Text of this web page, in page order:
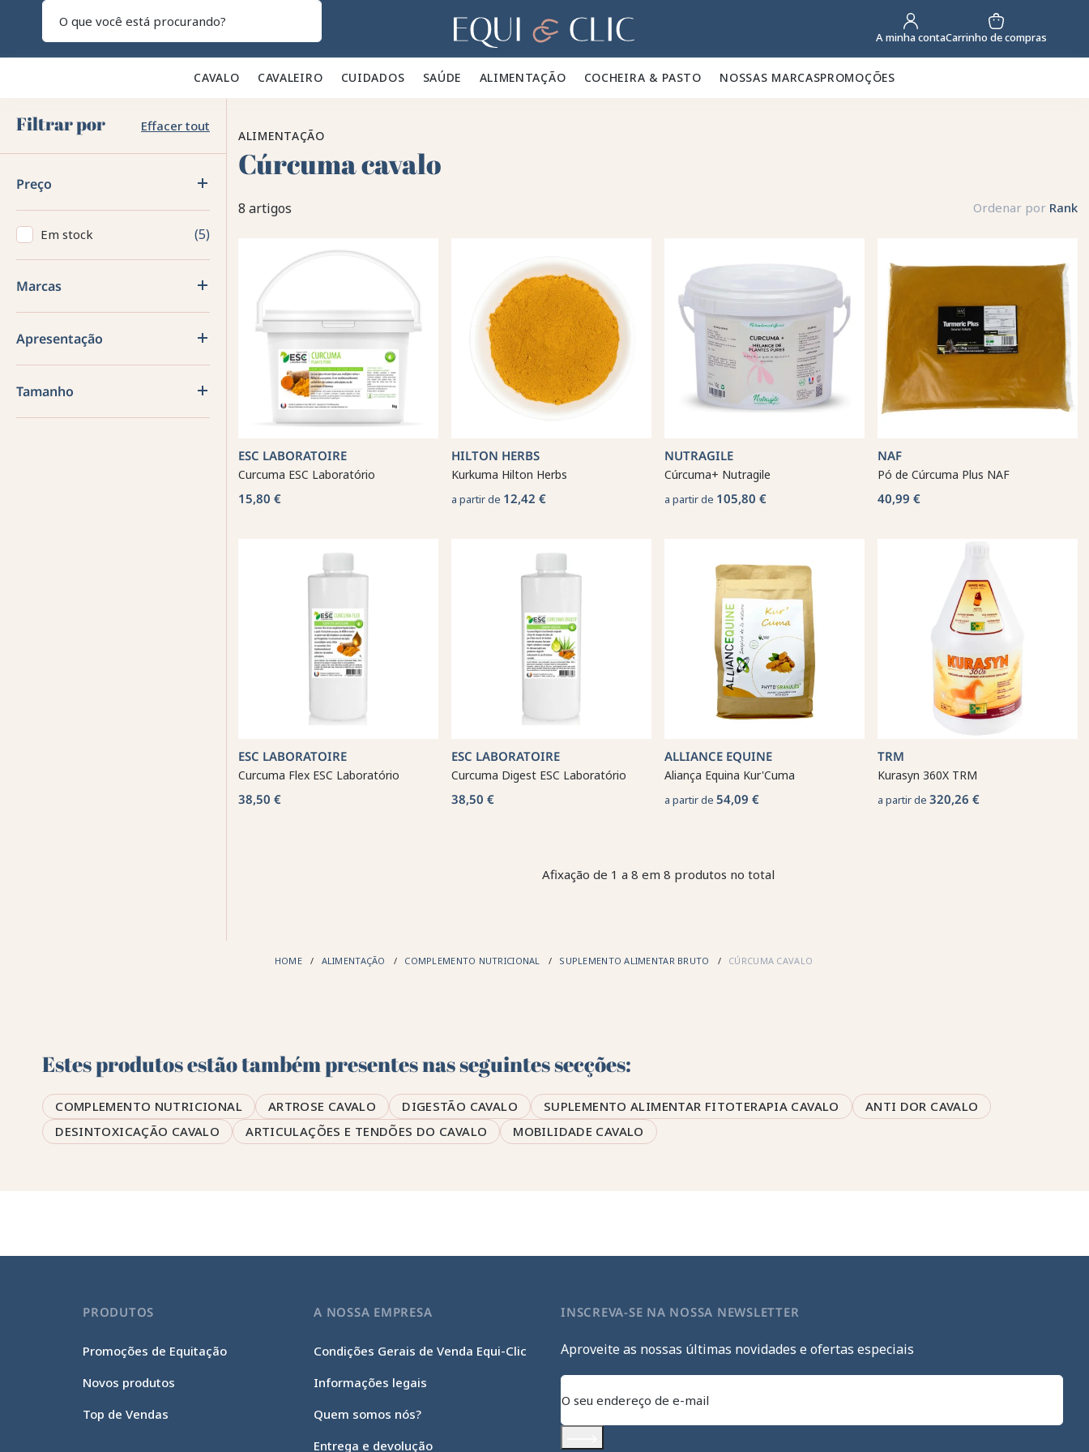
Lar A minha contaCarrinho de compras
CAVALO 🐎 CAVALEIRO 👕 CUIDADOS 🪮 SAÚDE ✨ ALIMENTAÇÃO 🥕 COCHEIRA & PASTO 🍃 NOSSAS MARCASPROMOÇÕES
Filtrar por Effacer tout
Preço
Em stock 5
Marcas
Apresentação
Tamanho
ALIMENTAÇÃO
Cúrcuma cavalo
8 artigos Ordenar por Rank
ESC LABORATOIRE
Curcuma ESC Laboratório
15,80 €
HILTON HERBS
Kurkuma Hilton Herbs
a partir de 12,42 €
NUTRAGILE
Cúrcuma+ Nutragile
a partir de 105,80 €
NAF
Pó de Cúrcuma Plus NAF
40,99 €
ESC LABORATOIRE
Curcuma Flex ESC Laboratório
38,50 €
ESC LABORATOIRE
Curcuma Digest ESC Laboratório
38,50 €
ALLIANCE EQUINE
Aliança Equina Kur'Cuma
a partir de 54,09 €
TRM
Kurasyn 360X TRM
a partir de 320,26 €
Afixação de 1 a 8 em 8 produtos no total
HOME ALIMENTAÇÃO COMPLEMENTO NUTRICIONAL SUPLEMENTO ALIMENTAR BRUTO CÚRCUMA CAVALO
Estes produtos estão também presentes nas seguintes secções:
COMPLEMENTO NUTRICIONAL ARTROSE CAVALO DIGESTÃO CAVALO SUPLEMENTO ALIMENTAR FITOTERAPIA CAVALO
ANTI DOR CAVALO
DESINTOXICAÇÃO CAVALO
ARTICULAÇÕES E TENDÕES DO CAVALO MOBILIDADE CAVALO
PRODUTOS
Promoções de Equitação
Novos produtos
Top de Vendas
A NOSSA EMPRESA
Condições Gerais de Venda Equi-Clic
Informações legais
Quem somos nós?
Entrega e devolução
INSCREVA-SE NA NOSSA NEWSLETTER
Aproveite as nossas últimas novidades e ofertas especiais